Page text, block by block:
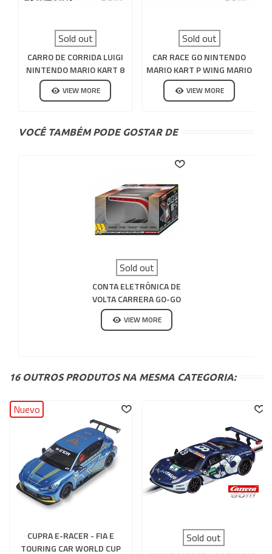
Sold out
CARRO DE CORRIDA LUIGI
NINTENDO MARIO KART 8
VIEW MORE
Sold out
CAR RACE GO NINTENDO
MARIO KART P WING MARIO
VIEW MORE
VOCÊ TAMBÉM PODE GOSTAR DE
Sold out
CONTA ELETRÔNICA DE
VOLTA CARRERA GO-GO
PLUS
VIEW MORE
16 OUTROS PRODUTOS NA MESMA CATEGORIA:
Nuevo
CUPRA E-RACER - FIA E
TOURING CAR WORLD CUP
Sold out